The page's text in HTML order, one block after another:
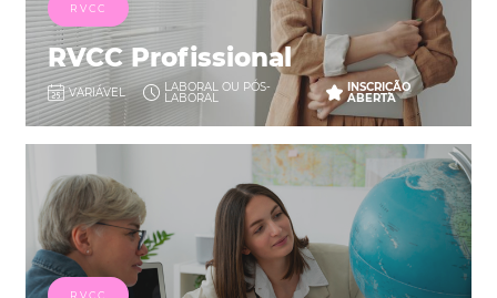
RVCC
RVCC Profissional
VARIÁVEL LABORAL OU PÓS-
LABORAL
INSCRIÇÃO
ABERTA
RVCC